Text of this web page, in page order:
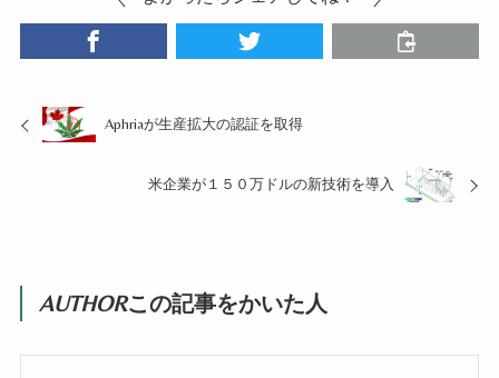
Aphriaが生産拡大の認証を取得
米企業が１５０万ドルの新技術を導入
AUTHORこの記事をかいた人